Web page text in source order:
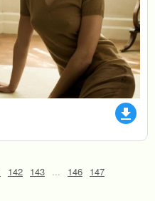
file_download
142 143 ... 146 147